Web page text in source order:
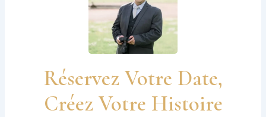
Réservez Votre Date,
Créez Votre Histoire